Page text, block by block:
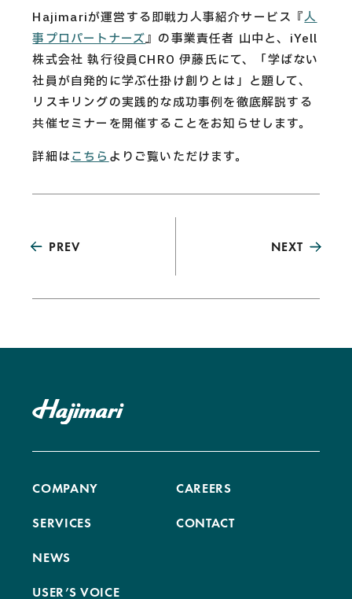
Privacy Policy
Security Action
Hajimariが運営する即戦力人事紹介サービス『人
事プロパートナーズ』の事業責任者 山中と、iYell
株式会社 執行役員CHRO 伊藤氏にて、「学ばない
社員が自発的に学ぶ仕掛け創りとは」と題して、
リスキリングの実践的な成功事例を徹底解説する
共催セミナーを開催することをお知らせします。
詳細はこちら よりご覧いただけます。
PREV NEXT
COMPANY
SERVICES
NEWS
USER’S VOICE
CAREERS
CONTACT